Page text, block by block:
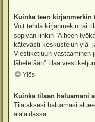
Kuinka teen kirjanmerkin
Voit tehdä kirjanmekin tai
sopivan linkin “Aiheen
kätevästi keskustelun ylä-
Viestiketjuun vastaaminen
lähetetään” tilaa viestiketjun.
Ylös
Kuinka tilaan haluamani
Tilataksesi haluamasi
alalaidassa.